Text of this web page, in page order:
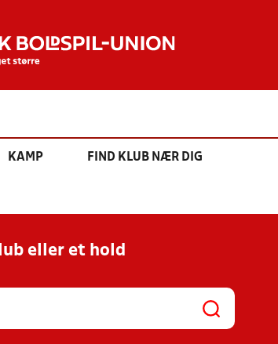
KAMP FIND KLUB NÆR DIG
eller et hold